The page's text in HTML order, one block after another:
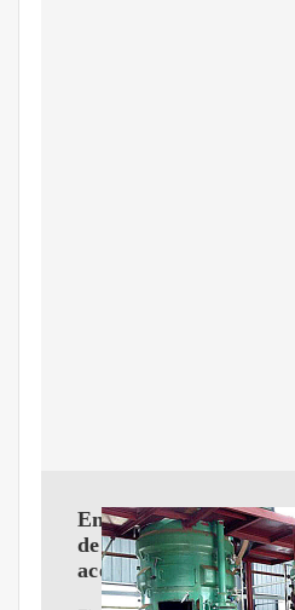
Ensayo
de
aceitecrudo